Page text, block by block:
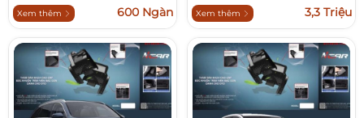
Xem thêm 600 Ngàn Xem thêm 3,3 Triệu